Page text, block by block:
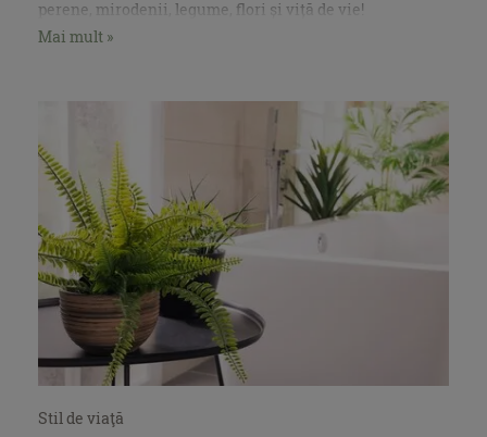
perene, mirodenii, legume, flori și viță de vie!
Mai mult »
Stil de viaţă